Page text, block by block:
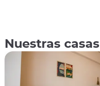
Nuestras casas